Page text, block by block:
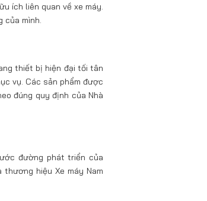
ích liên quan về xe máy.
của mình.
thiết bị hiện đại tối tân
vụ. Các sản phẩm được
đúng quy định của Nhà
đường phát triển của
hiệu Xe máy Nam